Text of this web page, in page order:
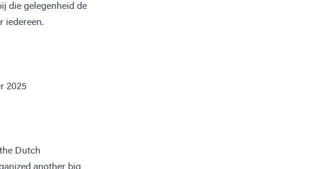
die gelegenheid de
iedereen.
2025
Dutch
another big